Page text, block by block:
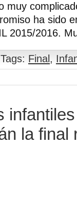
muy
ha sido
2015/2016.
Tags: Final ,
la final